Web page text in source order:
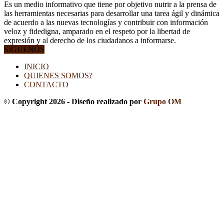
Es un medio informativo que tiene por objetivo nutrir a la prensa de
las herramientas necesarias para desarrollar una tarea ágil y dinámica
de acuerdo a las nuevas tecnologías y contribuir con información
veloz y fidedigna, amparado en el respeto por la libertad de
expresión y al derecho de los ciudadanos a informarse.
SÍGUENOS
INICIO
QUIENES SOMOS?
CONTACTO
© Copyright 2026 - Diseño realizado por Grupo OM